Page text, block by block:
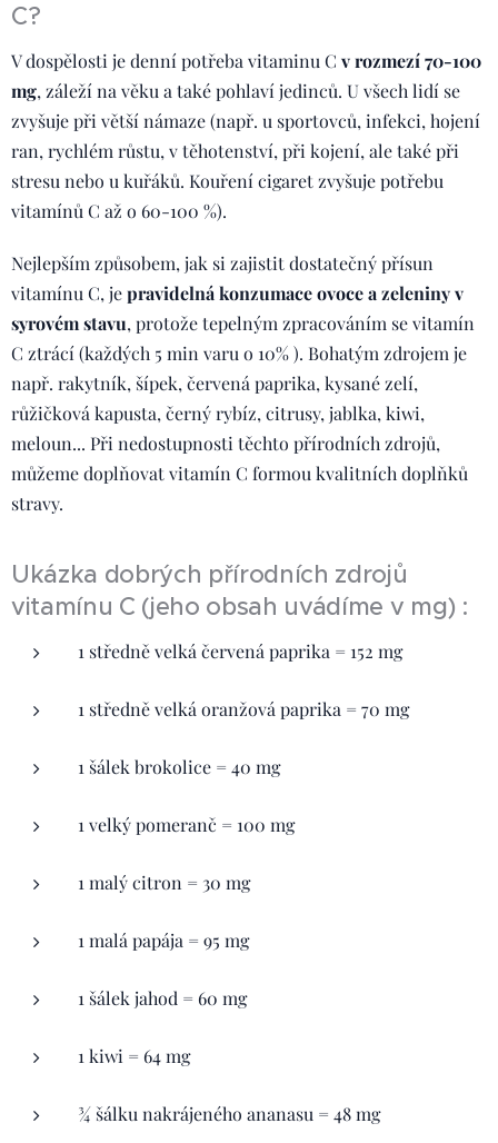
C?
V dospělosti je denní potřeba vitaminu C v rozmezí 70-100
mg, záleží na věku a také pohlaví jedinců. U všech lidí se
zvyšuje při větší námaze (např. u sportovců, infekci, hojení
ran, rychlém růstu, v těhotenství, při kojení, ale také při
stresu nebo u kuřáků. Kouření cigaret zvyšuje potřebu
vitamínů C až o 60-100 %).
Nejlepším způsobem, jak si zajistit dostatečný přísun
vitamínu C, jepravidelná konzumace ovoce a zeleniny v
syrovém stavu, protože tepelným zpracováním se vitamín
C ztrácí (každých 5 min varu o 10% ). Bohatým zdrojem je
např. rakytník, šípek, červená paprika, kysané zelí,
růžičková kapusta, černý rybíz, citrusy, jablka, kiwi,
meloun... Při nedostupnosti těchto přírodních zdrojů,
můžeme doplňovat vitamín C formou kvalitních doplňků
stravy.
Ukázka dobrých přírodních zdrojů
vitamínu C (jeho obsah uvádíme v mg) :
1 středně velká červená paprika = 152 mg
1 středně velká oranžová paprika = 70 mg
1 šálek brokolice = 40 mg
1 velký pomeranč = 100 mg
1 malý citron = 30 mg
1 malá papája = 95 mg
1 šálek jahod = 60 mg
1 kiwi = 64 mg
¾ šálku nakrájeného ananasu = 48 mg